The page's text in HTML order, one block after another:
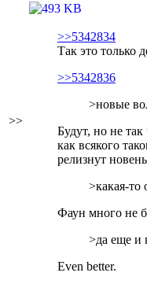
>>
>>5342834
Так это только
>>5342836
>новые
Будут, но не
как всякого
релизнут
>какая-то
Фаун много не
>да еще и
Even better.